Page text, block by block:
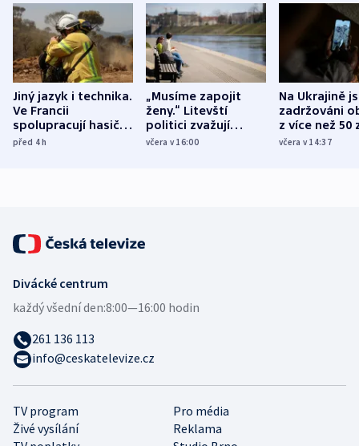
Jiný jazyk i technika.
Ve Francii
spolupracují hasiči z
různých zemí
před 4h
„Musíme zapojit
ženy.“ Litevští
politici zvažují
dohodu o
včera v 16:00
Na Ukrajině
zadržováni
z více než 50
Bojovali na
včera v 14:37
TV program
Pro média
Živé vysílání
Reklama
Divácké centrum
každý všední den:8:00—16:00 hodin
261 136 113
info@ceskatelevize.cz